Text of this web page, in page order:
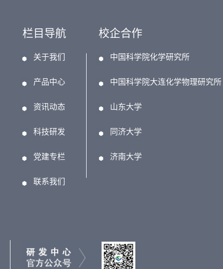
栏目导航
关于我们
产品中心
资讯动态
科技研发
党建专栏
联系我们
校企合作
中国科学院化学研究所
中国科学院大连化学物理研究所
山东大学
同济大学
济南大学